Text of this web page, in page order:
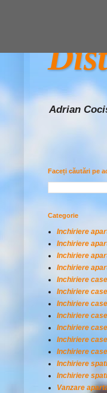
Adrian
Faceți căutări pe
Categorie
Inchiriere
Inchiriere
Inchiriere
Inchiriere
Inchiriere
Inchiriere
Inchiriere
Inchiriere
Inchiriere
Inchiriere
Inchiriere
Inchiriere
Inchiriere
Vanzare